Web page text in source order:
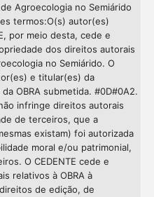
Agroecologia no Semiárido
termos:O(s) autor(es)
por meio desta, cede e
dos direitos autorais
no Semiárido. O
e titular(es) da
OBRA submetida. #0D#0A2.
infringe direitos autorais
de terceiros, que a
existam) foi autorizada
moral e/ou patrimonial,
O CEDENTE cede e
relativos à OBRA à
de edição, de